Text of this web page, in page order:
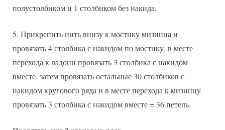
полустолбиком и 1 столбиком без накида.
Прикрепить нить внизу к мостику мизинца и
провязать 4 столбика с накидом по мостику, в месте
перехода к ладони провязать 3 столбика с накидом
вместе, затем провязать остальные 30 столбиков с
накидом кругового ряда и в месте перехода к мизинцу
провязать 3 столбика с накидом вместе = 36 петель.